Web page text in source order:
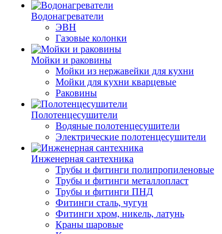
Водонагреватели
ЭВН
Газовые колонки
Мойки и раковины
Мойки из нержавейки для кухни
Мойки для кухни кварцевые
Раковины
Полотенцесушители
Водяные полотенцесушители
Электрические полотенцесушители
Инженерная сантехника
Трубы и фитинги полипропиленовые
Трубы и фитинги металлопласт
Трубы и фитинги ПНД
Фитинги сталь, чугун
Фитинги хром, никель, латунь
Краны шаровые